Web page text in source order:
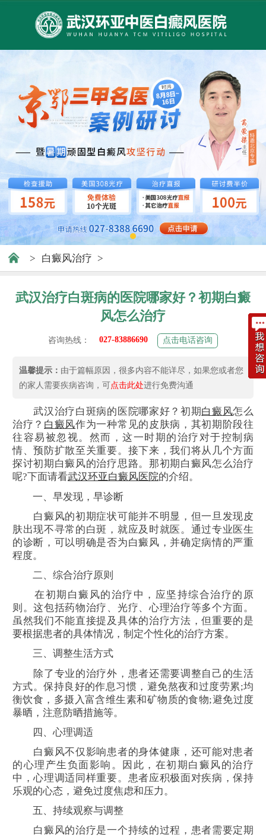
> 白癜风治疗 >
武汉治疗白斑病的医院哪家好？初期白癜
风怎么治疗
咨询热线： 027-83886690 点击电话咨询
温馨提示： 由于篇幅原因，很多内容不能详尽，如果您或者您
的家人需要疾病咨询，可点击此处进行免费沟通
武汉治疗白斑病的医院哪家好？初期白癜风怎么
治疗？ 白癜风作为一种常见的皮肤病，其初期阶段往
往容易被忽视。然而，这一时期的治疗对于控制病
情、预防扩散至关重要。接下来，我们将从几个方面
探讨初期白癜风的治疗思路。那初期白癜风怎么治疗
呢?下面请看武汉环亚白癜风医院的介绍。
一、早发现，早诊断
白癜风的初期症状可能并不明显，但一旦发现皮
肤出现不寻常的白斑，就应及时就医。通过专业医生
的诊断，可以明确是否为白癜风，并确定病情的严重
程度。
二、综合治疗原则
在初期白癜风的治疗中，应坚持综合治疗的原
则。这包括药物治疗、光疗、心理治疗等多个方面。
虽然我们不能直接提及具体的治疗方法，但重要的是
要根据患者的具体情况，制定个性化的治疗方案。
三、调整生活方式
除了专业的治疗外，患者还需要调整自己的生活
方式。保持良好的作息习惯，避免熬夜和过度劳累;均
衡饮食，多摄入富含维生素和矿物质的食物;避免过度
暴晒，注意防晒措施等。
四、心理调适
白癜风不仅影响患者的身体健康，还可能对患者
的心理产生负面影响。因此，在初期白癜风的治疗
中，心理调适同样重要。患者应积极面对疾病，保持
乐观的心态，避免过度焦虑和压力。
五、持续观察与调整
白癜风的治疗是一个持续的过程，患者需要定期